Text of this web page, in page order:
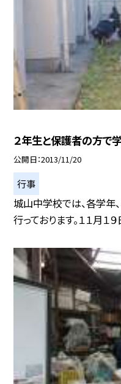
２年生と保護者の方で
公開日 2013/11/20
行事
城山中学校では、各学年
行っております。１１月１